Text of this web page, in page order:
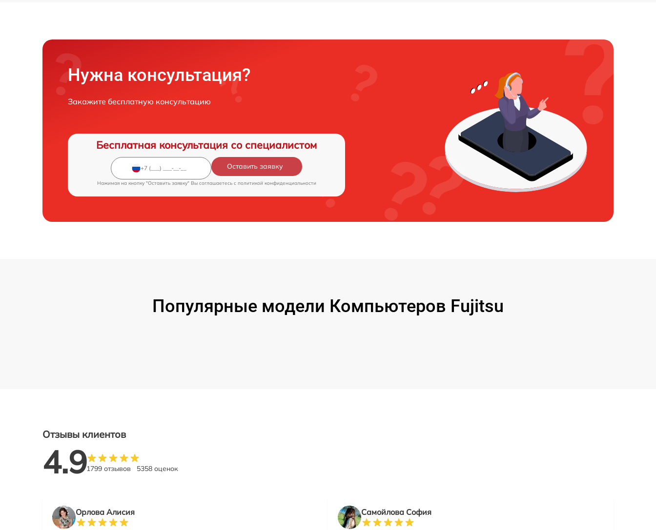
Нужна консультация?
Закажите бесплатную консультацию
Бесплатная консультация со специалистом
Оставить заявку
Нажимая на кнопку "Оставить заявку" Вы соглашаетесь c политикой конфиденциальности
Популярные модели Компьютеров Fujitsu
Отзывы клиентов
4.91799 отзывов 5358 оценок
Орлова Алисия Самойлова София